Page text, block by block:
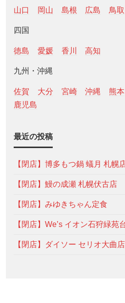
山口 岡山 島根 広島 鳥取
四国
徳島 愛媛 香川 高知
九州・沖縄
佐賀 大分 宮崎 沖縄 熊本
鹿児島
最近の投稿
【閉店】博多もつ鍋 蟻月 札幌
【閉店】鰻の成瀬 札幌伏古店
【閉店】みゆきちゃん定食
【閉店】We’s イオン石狩緑苑
【閉店】ダイソー セリオ大曲店